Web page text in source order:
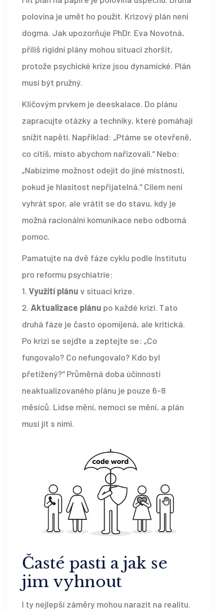
polovina je umět ho použít. Krizový plán není
dogma. Jak upozorňuje PhDr. Eva Novotná,
příliš rigidní plány mohou situaci zhoršit,
protože psychické krize jsou dynamické. Plán
musí být pružný.
Klíčovým prvkem je deeskalace. Do plánu
zapracujte otázky a techniky, které pomáhají
snížit napětí. Například: „Ptáme se otevřeně,
co cítíš, místo abychom nařizovali.“ Nebo:
„Nabízíme možnost odejít do jiné místnosti,
pokud je hlasitost nepřijatelná.“ Cílem není
vyhrát spor, ale vrátit se do stavu, kdy je
možná racionální komunikace nebo odborná
pomoc.
Pamatujte na dvě fáze cyklu podle Institutu
pro reformu psychiatrie:
1. Využití plánu v situaci krize.
2. Aktualizace plánu po každé krizi. Tato
druhá fáze je často opomíjená, ale kritická.
Po krizi se sejďte a zeptejte se: „Co
fungovalo? Co nefungovalo? Kdo byl
přetížený?“ Průměrná doba účinnosti
neaktualizovaného plánu je pouze 6-8
měsíců. Lidse mění, nemoci se mění, a plán
musí jít s nimi.
Časté pasti a jak se
jim vyhnout
I ty nejlepší záměry mohou narazit na realitu.